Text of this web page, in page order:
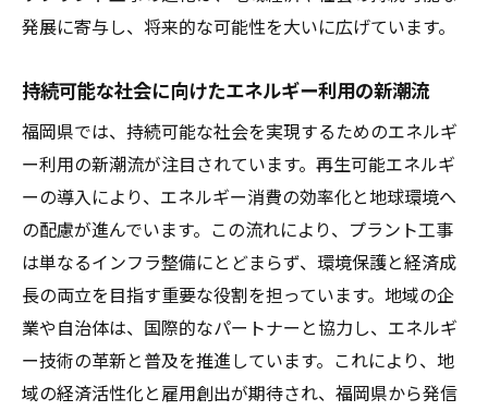
発展に寄与し、将来的な可能性を大いに広げています。
持続可能な社会に向けたエネルギー利用の新潮流
福岡県では、持続可能な社会を実現するためのエネルギ
ー利用の新潮流が注目されています。再生可能エネルギ
ーの導入により、エネルギー消費の効率化と地球環境へ
の配慮が進んでいます。この流れにより、プラント工事
は単なるインフラ整備にとどまらず、環境保護と経済成
長の両立を目指す重要な役割を担っています。地域の企
業や自治体は、国際的なパートナーと協力し、エネルギ
ー技術の革新と普及を推進しています。これにより、地
域の経済活性化と雇用創出が期待され、福岡県から発信